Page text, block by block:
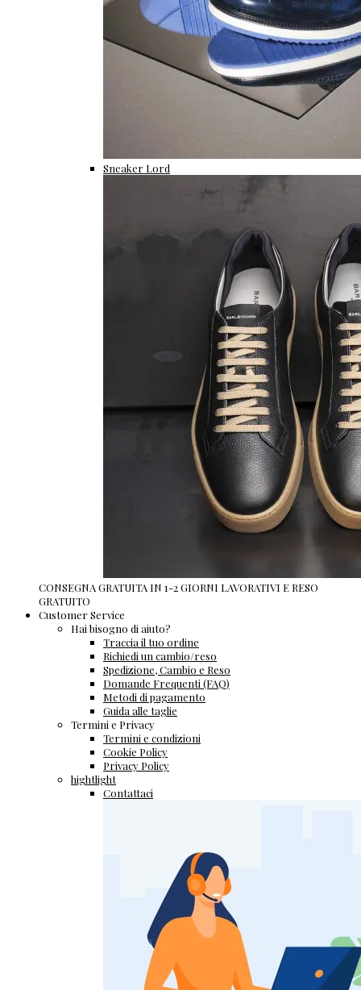
Sneaker Lord
CONSEGNA GRATUITA IN 1-2 GIORNI LAVORATIVI E RESO
GRATUITO
Customer Service
Hai bisogno di aiuto?
Traccia il tuo ordine
Richiedi un cambio/reso
Spedizione, Cambio e Reso
Domande Frequenti (FAQ)
Metodi di pagamento
Guida alle taglie
Termini e Privacy
Termini e condizioni
Cookie Policy
Privacy Policy
hightlight
Contattaci